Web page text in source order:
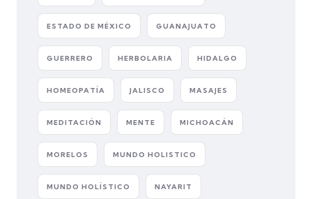
ESTADO DE MÉXICO GUANAJUATO
GUERRERO HERBOLARIA HIDALGO
HOMEOPATÍA JALISCO MASAJES
MEDITACIÓN MENTE MICHOACÁN
MORELOS MUNDO HOLISTICO
MUNDO HOLÍSTICO NAYARIT